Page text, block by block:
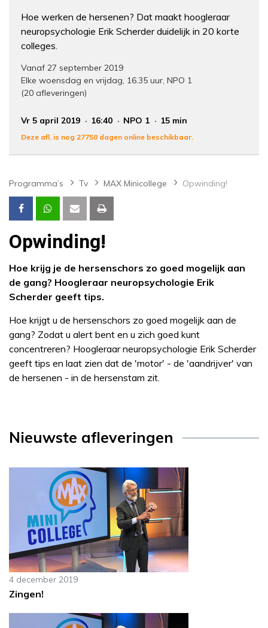
Hoe werken de hersenen? Dat maakt hoogleraar
neuropsychologie Erik Scherder duidelijk in 20 korte
colleges.
Vanaf 27 september 2019
Elke woensdag en vrijdag, 16.35 uur, NPO 1
(20 afleveringen)
Vr 5 april 2019 16:40 NPO 1 15 min
Deze afl. is nog 27750 dagen online beschikbaar.
Programma’s Tv MAX Minicollege Opwinding!
Opwinding!
Hoe krijg je de hersenschors zo goed mogelijk aan
de gang? Hoogleraar neuropsychologie Erik
Scherder geeft tips.
Hoe krijgt u de hersenschors zo goed mogelijk aan de
gang? Zodat u alert bent en u zich goed kunt
concentreren? Hoogleraar neuropsychologie Erik Scherder
geeft tips en laat zien dat de 'motor' - de 'aandrijver' van
de hersenen - in de hersenstam zit.
Nieuwste afleveringen
4 december 2019
Zingen!